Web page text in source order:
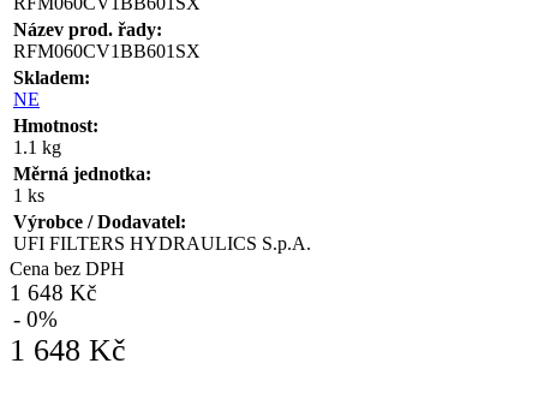
Název prod. řady:
RFM060CV1BB601SX
Skladem:
NE
Hmotnost:
1.1 kg
Měrná jednotka:
1 ks
Výrobce / Dodavatel:
UFI FILTERS HYDRAULICS S.p.A.
Cena bez DPH
1 648 Kč
- 0%
1 648 Kč